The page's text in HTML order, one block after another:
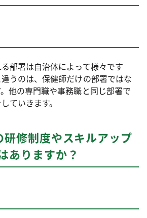
部署は自治体によって様々です
うのは、保健師だけの部署ではな
他の専門職や事務職と同じ部署で
ていきます。
修制度やスキルアップ
ありますか？